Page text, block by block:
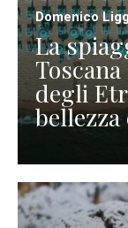
Domenico
La
degli
bellezza